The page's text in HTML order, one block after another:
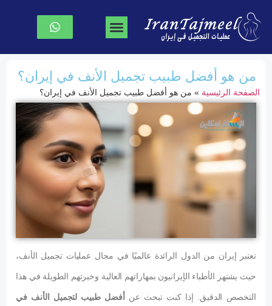
من هو أفضل طبيب تجميل الأنف في إيران؟
الصفحة الرئیسیة » من هو أفضل طبيب تجميل الأنف في إيران؟
تعتبر إيران من الدول الرائدة عالميًا في مجال عمليات تجميل الأنف،
حيث يشتهر الأطباء الإيرانيون بمهاراتهم العالية وخبرتهم الطويلة في هذا
التخصص الدقيق. إذا كنت تبحث عن أفضل طبيب لتجميل الأنف في